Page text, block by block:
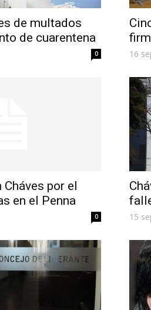
de multados
de cuarentena
0 16
por el
en el Penna
0 15